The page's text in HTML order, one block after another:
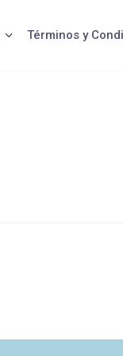
Términos y